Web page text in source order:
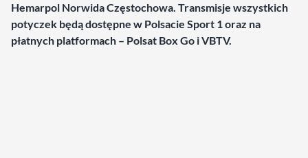
Hemarpol Norwida Częstochowa. Transmisje wszystkich
potyczek będą dostępne w Polsacie Sport 1 oraz na
płatnych platformach – Polsat Box Go i VBTV.